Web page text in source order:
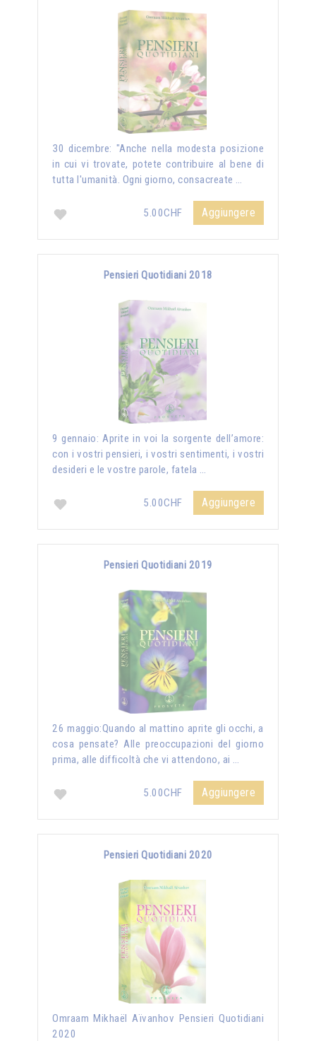
30 dicembre: "Anche nella modesta posizione
in cui vi trovate, potete contribuire al bene di
tutta l'umanità. Ogni giorno, consacreate …
5.00CHF Aggiungere
Pensieri Quotidiani 2018
9 gennaio: Aprite in voi la sorgente dell’amore:
con i vostri pensieri, i vostri sentimenti, i vostri
desideri e le vostre parole, fatela …
5.00CHF Aggiungere
Pensieri Quotidiani 2019
26 maggio:Quando al mattino aprite gli occhi, a
cosa pensate? Alle preoccupazioni del giorno
prima, alle difficoltà che vi attendono, ai …
5.00CHF Aggiungere
Pensieri Quotidiani 2020
Omraam Mikhaël Aïvanhov Pensieri Quotidiani
2020